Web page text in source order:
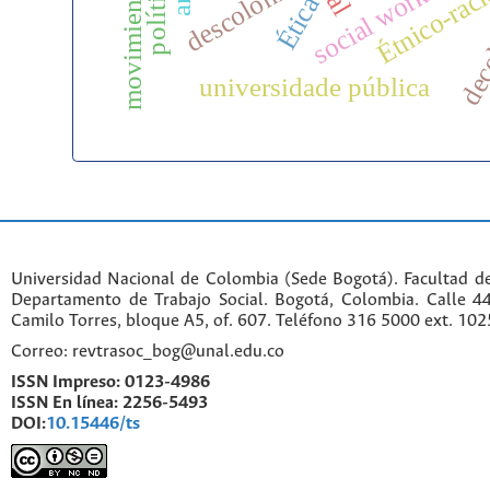
universidade pública
Étnico-
Ética
Universidad Nacional de Colombia (Sede Bogotá). Facultad
Departamento de Trabajo Social. Bogotá, Colombia. Calle
Camilo Torres, bloque A5, of. 607. Teléfono 316 5000 ext.
Correo: revtrasoc_bog@unal.edu.co
ISSN Impreso: 0123-4986
ISSN En línea: 2256-5493
DOI:10.15446/ts